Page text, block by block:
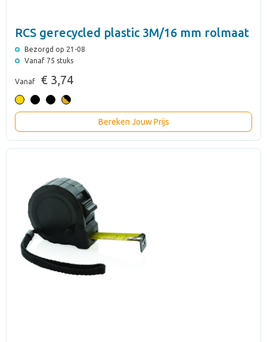
RCS gerecycled plastic 3M/16 mm rolmaat
Bezorgd op 21-08
Vanaf 75 stuks
Vanaf € 3,74
Bereken Jouw Prijs